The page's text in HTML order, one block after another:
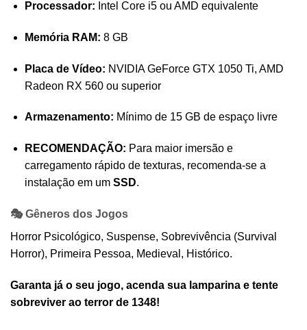
Processador: Intel Core i5 ou AMD equivalente
Memória RAM: 8 GB
Placa de Vídeo: NVIDIA GeForce GTX 1050 Ti, AMD
Radeon RX 560 ou superior
Armazenamento: Mínimo de 15 GB de espaço livre
RECOMENDAÇÃO: Para maior imersão e
carregamento rápido de texturas, recomenda-se a
instalação em um SSD.
🎭 Gêneros dos Jogos
Horror Psicológico, Suspense, Sobrevivência (Survival
Horror), Primeira Pessoa, Medieval, Histórico.
Garanta já o seu jogo, acenda sua lamparina e tente
sobreviver ao terror de 1348!